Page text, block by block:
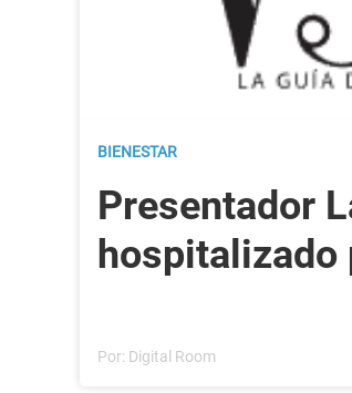
BIENESTAR
Presentador
hospitalizado
Por: Digital Room